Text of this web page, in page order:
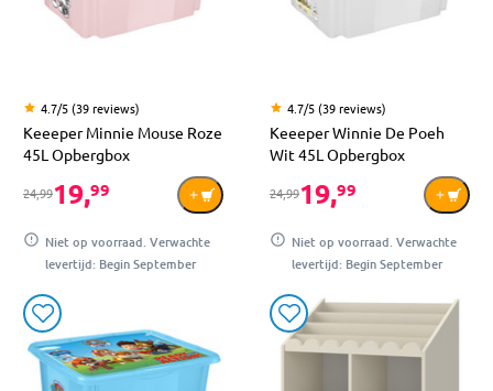
4.7/5 (39 reviews)
Keeeper Minnie Mouse Roze
45L Opbergbox
24,9919,99
Niet op voorraad. Verwachte
levertijd: Begin September
4.7/5 (39 reviews)
Keeeper Winnie De Poeh
Wit 45L Opbergbox
24,9919,99
Niet op voorraad. Verwachte
levertijd: Begin September